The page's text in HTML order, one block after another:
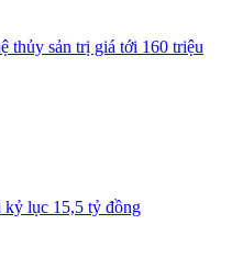
thủy sản trị giá tới 160 triệu
kỷ lục 15,5 tỷ đồng